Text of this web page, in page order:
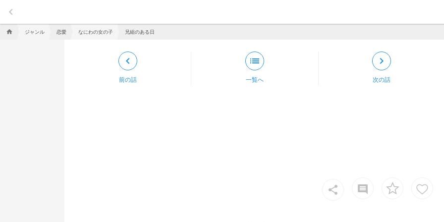
keyboard_arrow_left
home ジャンル 恋愛 なにわの女の子 兄組のある日
keyboard_arrow_left
前の話
list
一覧へ
keyboard_arrow_right
次の話
share insert_comment